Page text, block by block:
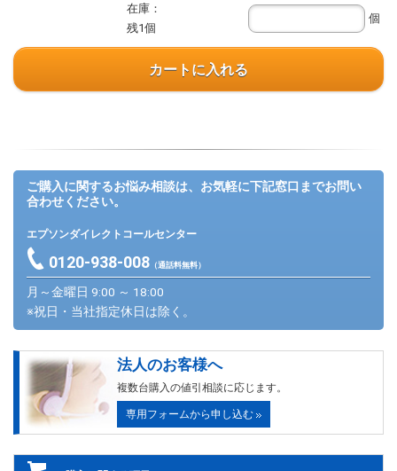
在庫：
残1個
個
カートに入れる
ご購入に関するお悩み相談は、お気軽に下記窓口までお問い
合わせください。
エプソンダイレクトコールセンター
0120-938-008（通話料無料）
月～金曜日 9:00 ～ 18:00
※祝日・当社指定休日は除く。
法人のお客様へ
複数台購入の値引相談に応じます。
専用フォームから申し込む